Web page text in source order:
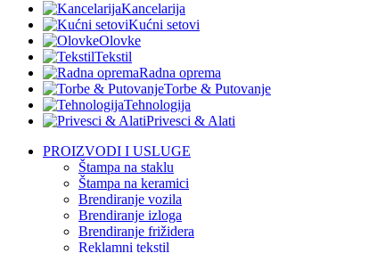
Kancelarija
Kućni setovi
Olovke
Tekstil
Radna oprema
Torbe & Putovanje
Tehnologija
Privesci & Alati
PROIZVODI I USLUGE
Štampa na staklu
Štampa na keramici
Brendiranje vozila
Brendiranje izloga
Brendiranje frižidera
Reklamni tekstil